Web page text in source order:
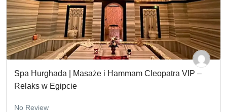
Spa Hurghada | Masaże i Hammam Cleopatra VIP –
Relaks w Egipcie
No Review